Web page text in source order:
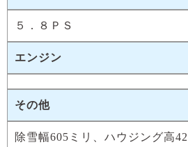
５．８ＰＳ
エンジン
その他
除雪幅605ミリ、ハウジング高